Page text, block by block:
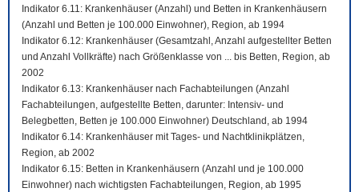
Indikator 6.11: Krankenhäuser (Anzahl) und Betten in Krankenhäusern
(Anzahl und Betten je 100.000 Einwohner), Region, ab 1994
Indikator 6.12: Krankenhäuser (Gesamtzahl, Anzahl aufgestellter Betten
und Anzahl Vollkräfte) nach Größenklasse von ... bis Betten, Region, ab
2002
Indikator 6.13: Krankenhäuser nach Fachabteilungen (Anzahl
Fachabteilungen, aufgestellte Betten, darunter: Intensiv- und
Belegbetten, Betten je 100.000 Einwohner) Deutschland, ab 1994
Indikator 6.14: Krankenhäuser mit Tages- und Nachtklinikplätzen,
Region, ab 2002
Indikator 6.15: Betten in Krankenhäusern (Anzahl und je 100.000
Einwohner) nach wichtigsten Fachabteilungen, Region, ab 1995